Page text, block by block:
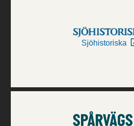
Sjöhistoriska